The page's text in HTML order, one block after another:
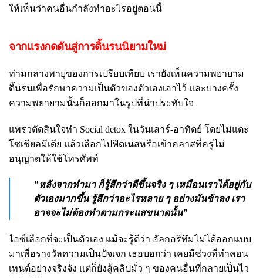
ให้เห็นว่าคนอื่นกำลังทำอะไรอยู่ตอนนี้
จากแรงกดดันสู่การดิ้นรนนิยามใหม่
ท่ามกลางพายุของการเปรียบเทียบ เรายังเห็นความพยายาม
ดิ้นรนเพื่อรักษาความเป็นตัวของตัวเองเอาไว้ และบางครั้ง
ความพยายามนั้นก็ออกมาในรูปที่น่าประทับใจ
แพรวตัดสินใจทำ Social detox ในวันเสาร์-อาทิตย์ โดยไม่แตะ
โซเชียลมีเดีย แล้วเลือกไปฟิตเนสหรือเข้าคลาสที่ครูไม่
อนุญาตให้ใช้โทรศัพท์
"หลังจากทำมา ก็รู้สึกว่าดีขึ้นจริง ๆ เหมือนเราได้อยู่กับ
ตัวเองมากขึ้น รู้สึกว่าอะไรหลาย ๆ อย่างมันช้าลง เรา
อาจจะไม่ต้องทำตามกระแสขนาดนั้น"
ไอซ์เลือกที่จะเป็นตัวเอง แม้จะรู้ดีว่า อัลกอริทึมไม่ได้ออกแบบ
มาเพื่อรางวัลความเป็นปัจเจก เธอบอกว่า เคยมีช่วงที่ทำคอน
เทนต์อย่างจริงจัง แต่ก็ยังสู้คลิปมั่ว ๆ ของคนอื่นที่กลายเป็นไว